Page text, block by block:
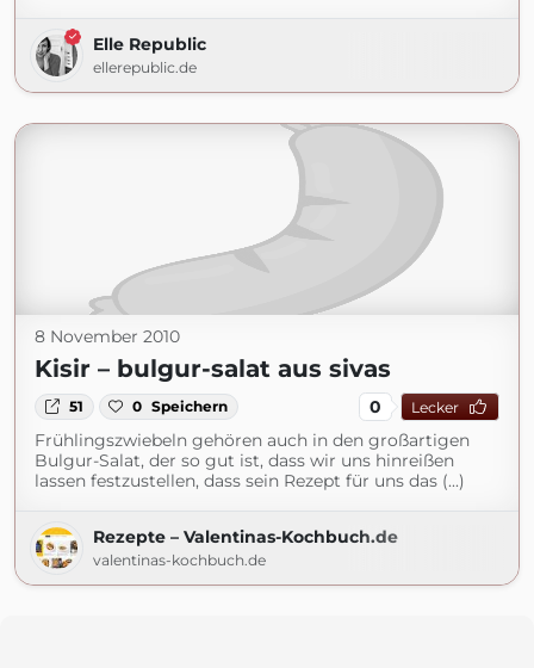
Elle Republic
ellerepublic.de
8 November 2010
Kisir – bulgur-salat aus sivas
51 0 Speichern 0 Lecker
Frühlingszwiebeln gehören auch in den großartigen
Bulgur-Salat, der so gut ist, dass wir uns hinreißen
lassen festzustellen, dass sein Rezept für uns das (...)
Rezepte – Valentinas-Kochbuch.de
valentinas-kochbuch.de